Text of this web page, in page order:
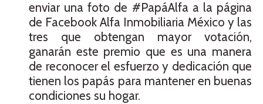
enviar una foto de #PapáAlfa a la página
de Facebook Alfa Inmobiliaria México y las
tres que obtengan mayor votación,
ganarán este premio que es una manera
de reconocer el esfuerzo y dedicación que
tienen los papás para mantener en buenas
condiciones su hogar.